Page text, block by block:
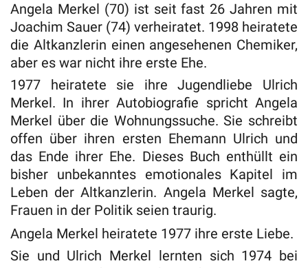
Angela Merkel (70) ist seit fast 26 Jahren mit
Joachim Sauer (74) verheiratet. 1998 heiratete
die Altkanzlerin einen angesehenen Chemiker,
aber es war nicht ihre erste Ehe.
1977 heiratete sie ihre Jugendliebe Ulrich
Merkel. In ihrer Autobiografie spricht Angela
Merkel über die Wohnungssuche. Sie schreibt
offen über ihren ersten Ehemann Ulrich und
das Ende ihrer Ehe. Dieses Buch enthüllt ein
bisher unbekanntes emotionales Kapitel im
Leben der Altkanzlerin. Angela Merkel sagte,
Frauen in der Politik seien traurig.
Angela Merkel heiratete 1977 ihre erste Liebe.
Sie und Ulrich Merkel lernten sich 1974 bei